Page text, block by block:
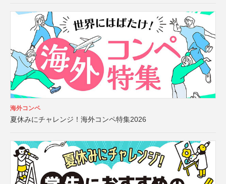
海外コンペ
夏休みにチャレンジ！海外コンペ特集2026